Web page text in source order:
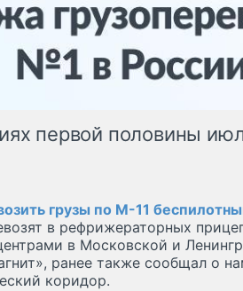
первой половины
грузы по М-11
в рефрижераторных
в Московской и
ранее также сообщал о
коридор.